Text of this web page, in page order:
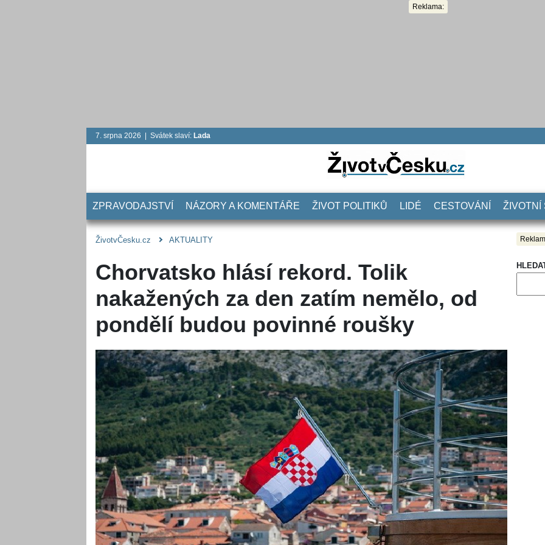
Reklama:
7. srpna 2026 | Svátek slaví: Lada
ZPRAVODAJSTVÍ NÁZORY A KOMENTÁŘE ŽIVOT POLITIKŮ LIDÉ CESTOVÁNÍ ŽIVOTNÍ
ŽivotvČesku.cz AKTUALITY
Chorvatsko hlásí rekord. Tolik
nakažených za den zatím nemělo, od
pondělí budou povinné roušky